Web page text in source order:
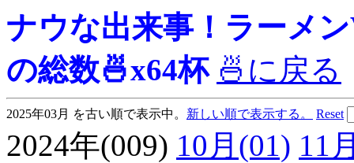
ナウな出来事！ラーメ
の総数🍜x64杯 🍜に戻る
2025年03月 を古い順で表示中。 新しい順で表示する。 Reset
2024年(009) 10月(01) 11